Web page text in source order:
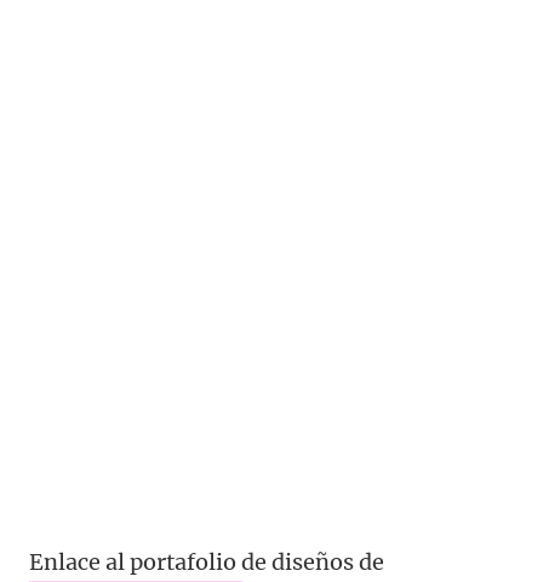
Enlace al portafolio de diseños de